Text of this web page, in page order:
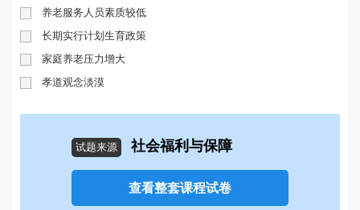
养老服务人员素质较低
长期实行计划生育政策
家庭养老压力增大
孝道观念淡漠
试题来源 社会福利与保障
查看整套课程试卷